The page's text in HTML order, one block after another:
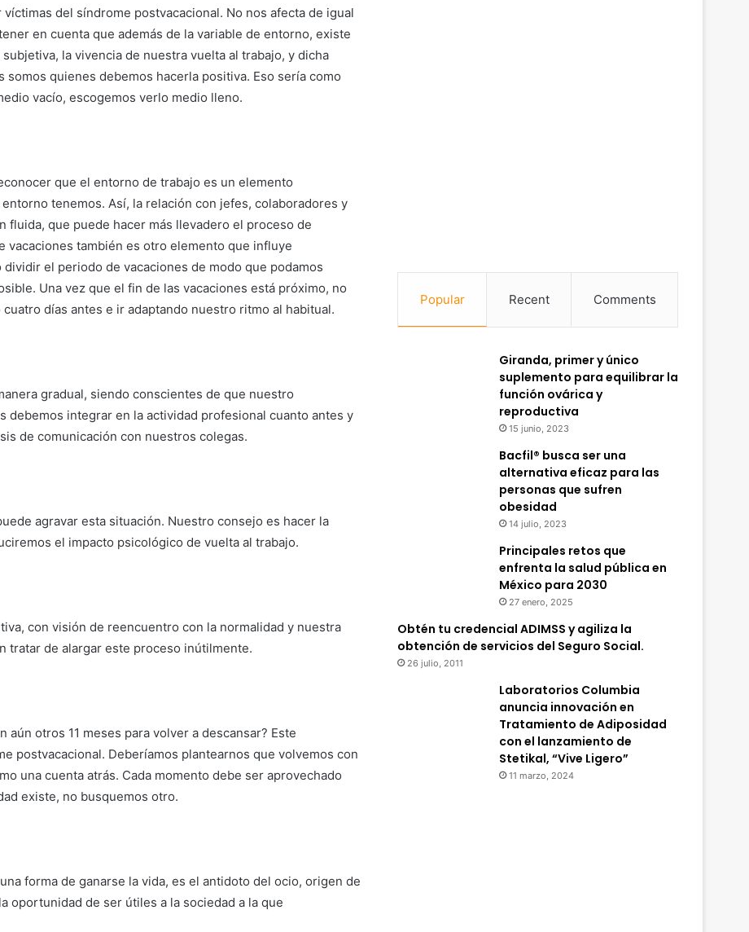
del síndrome postvacacional. No nos afecta de igual
en cuenta que además de la variable de entorno, existe
la vivencia de nuestra vuelta al trabajo, y dicha
quienes debemos hacerla positiva. Eso sería como
vacío, escogemos verlo medio lleno.
que el entorno de trabajo es un elemento
tenemos. Así, la relación con jefes, colaboradores y
fluida, que puede hacer más llevadero el proceso de
vacaciones también es otro elemento que influye
el periodo de vacaciones de modo que podamos
Una vez que el fin de las vacaciones está próximo, no
días antes e ir adaptando nuestro ritmo al habitual.
gradual, siendo conscientes de que nuestro
debemos integrar en la actividad profesional cuanto antes y
de comunicación con nuestros colegas.
agravar esta situación. Nuestro consejo es hacer la
el impacto psicológico de vuelta al trabajo.
con visión de reencuentro con la normalidad y nuestra
tratar de alargar este proceso inútilmente.
otros 11 meses para volver a descansar? Este
postvacacional. Deberíamos plantearnos que volvemos con
una cuenta atrás. Cada momento debe ser aprovechado
existe, no busquemos otro.
forma de ganarse la vida, es el antidoto del ocio, origen de
oportunidad de ser útiles a la sociedad a la que
Popular Recent Comments
Giranda, primer y único
suplemento para equilibrar la
función ovárica y
reproductiva
15 junio, 2023
Bacfil® busca ser una
alternativa eficaz para las
personas que sufren
obesidad
14 julio, 2023
Principales retos que
enfrenta la salud pública en
México para 2030
27 enero, 2025
Obtén tu credencial ADIMSS y agiliza la
obtención de servicios del Seguro Social.
26 julio, 2011
Laboratorios Columbia
anuncia innovación en
Tratamiento de Adiposidad
con el lanzamiento de
Stetikal, “Vive Ligero”
11 marzo, 2024